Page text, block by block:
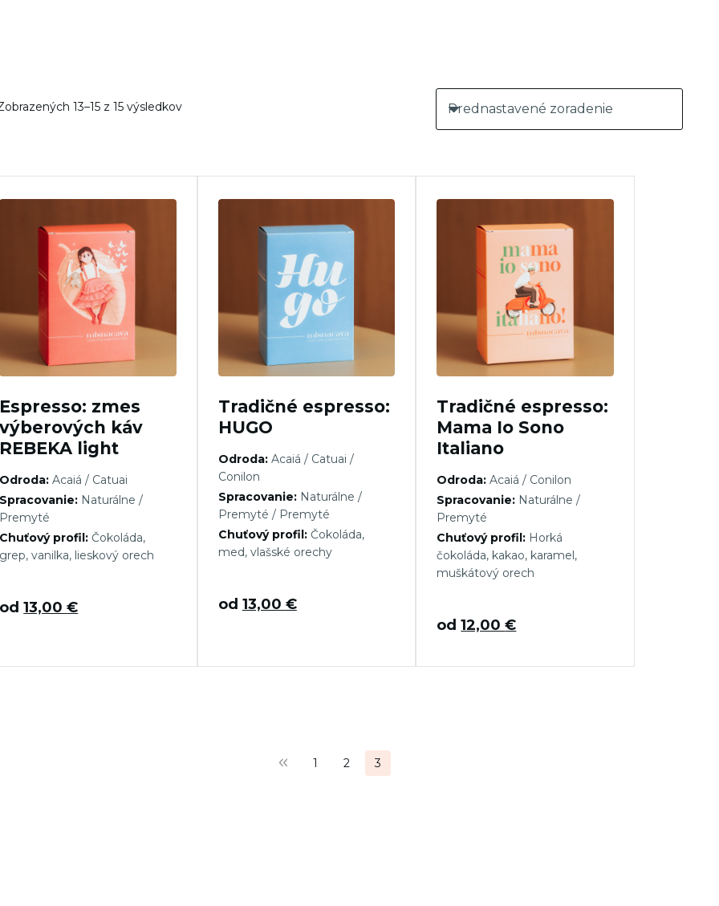
13–15 z 15 výsledkov
Espresso: zmes
výberových káv
REBEKA light
Odroda: Acaiá / Catuai
Spracovanie: Naturálne /
Premyté
Chuťový profil: Čokoláda,
grep, vanilka, lieskový orech
od13,00€
Tradičné espresso:
HUGO
Odroda:Acaiá / Catuai /
Conilon
Spracovanie:Naturálne /
Premyté / Premyté
Chuťový profil:Čokoláda,
med, vlašské orechy
od 13,00 €
Tradičné espresso:
Mama Io Sono
Italiano
Odroda: Acaiá / Conilon
Spracovanie: Naturálne /
Premyté
Chuťový profil: Horká
čokoláda, kakao, karamel,
muškátový orech
od12,00€
1 2 3